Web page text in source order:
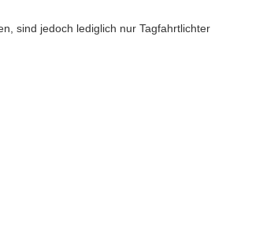
sind jedoch lediglich nur Tagfahrtlichter